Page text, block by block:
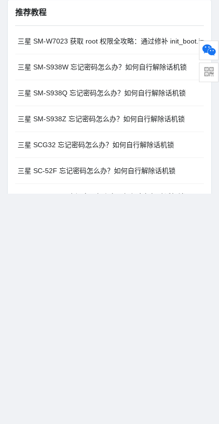
推荐教程
三星 SM-W7023 获取 root 权限全攻略：通过修补 init_boot.img
三星 SM-S938W 忘记密码怎么办？如何自行解除话机锁
三星 SM-S938Q 忘记密码怎么办？如何自行解除话机锁
三星 SM-S938Z 忘记密码怎么办？如何自行解除话机锁
三星 SCG32 忘记密码怎么办？如何自行解除话机锁
三星 SC-52F 忘记密码怎么办？如何自行解除话机锁
三星 SM-X115N 忘记密码怎么办？如何自行解除话机锁